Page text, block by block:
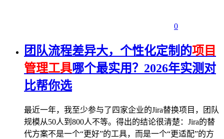
0
团队流程差异大，个性化定制的项目
管理工具哪个最实用？2026年实测对
比帮你选
最近一年，我至少参与了四家企业的Jira替换项目，团队
规模从50人到800人不等。得出的结论很清楚：Jira的替
代方案不是一个“更好”的工具，而是一个“更适配”的方